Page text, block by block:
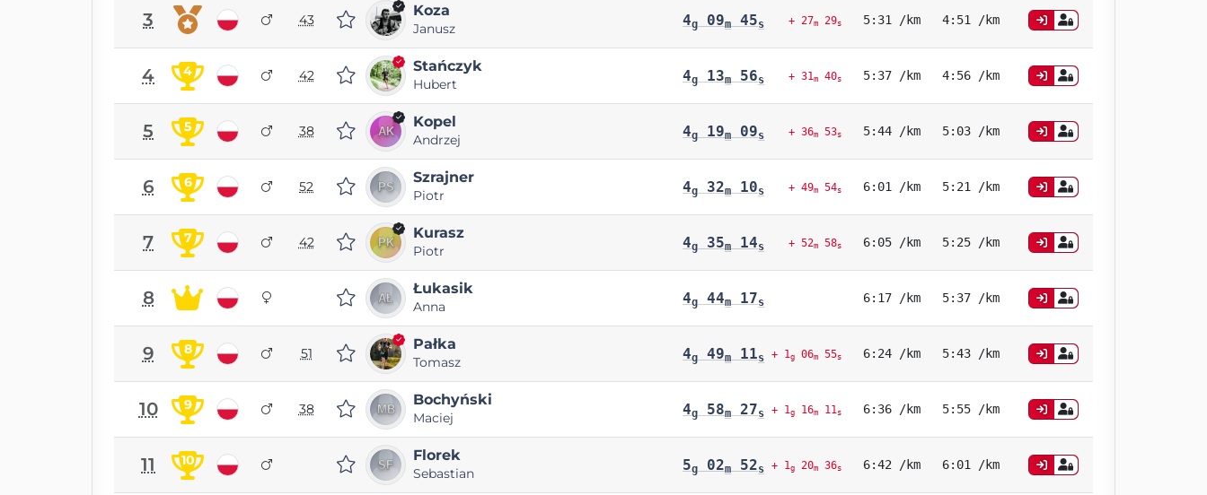
3 43
Koza
Janusz 4g 09m 45s + 27m29s 5:31 /km 4:51 /km
4 4 42
Stańczyk
Hubert 4g 13m 56s + 31m40s 5:37 /km 4:56 /km
5 5 38
Kopel
Andrzej 4g 19m 09s + 36m53s 5:44 /km 5:03 /km
6 6 52
Szrajner
Piotr 4g 32m 10s + 49m54s 6:01 /km 5:21 /km
7 7 42
Kurasz
Piotr 4g 35m 14s + 52m58s 6:05 /km 5:25 /km
8 Łukasik
Anna 4g 44m 17s 6:17 /km 5:37 /km
9 8 51
Pałka
Tomasz 4g 49m 11s + 1g06m55s 6:24 /km 5:43 /km
10 9 38
Bochyński
Maciej 4g 58m 27s + 1g16m11s 6:36 /km 5:55 /km
11 10 Florek
Sebastian 5g 02m 52s + 1g20m36s 6:42 /km 6:01 /km